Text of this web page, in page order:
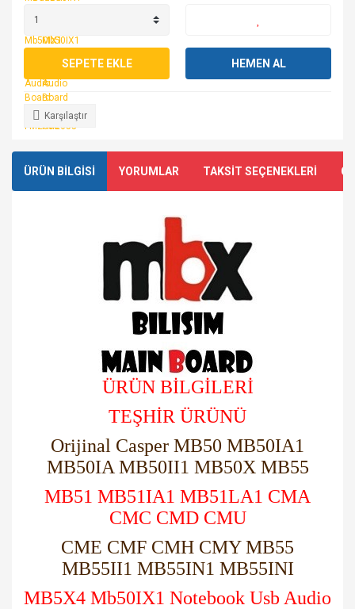
SEPETE EKLE HEMEN AL
Karşılaştır
ÜRÜN BİLGİSİ YORUMLAR TAKSİT SEÇENEKLERİ
ÜRÜN BİLGİLERİ
TEŞHİR ÜRÜNÜ
Orijinal Casper MB50 MB50IA1
MB50IA MB50II1 MB50X MB55
MB51 MB51IA1 MB51LA1 CMA
CMC CMD CMU
CME CMF CMH CMY MB55
MB55II1 MB55IN1 MB55INI
MB5X4 Mb50IX1 Notebook Usb Audio